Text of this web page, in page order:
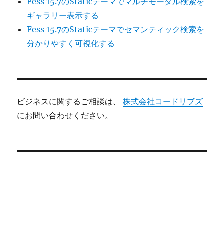
ギャラリー表示する
Fess 15.7のStaticテーマでセマンティック検索を
分かりやすく可視化する
ビジネスに関するご相談は、株式会社コードリブズ
にお問い合わせください。